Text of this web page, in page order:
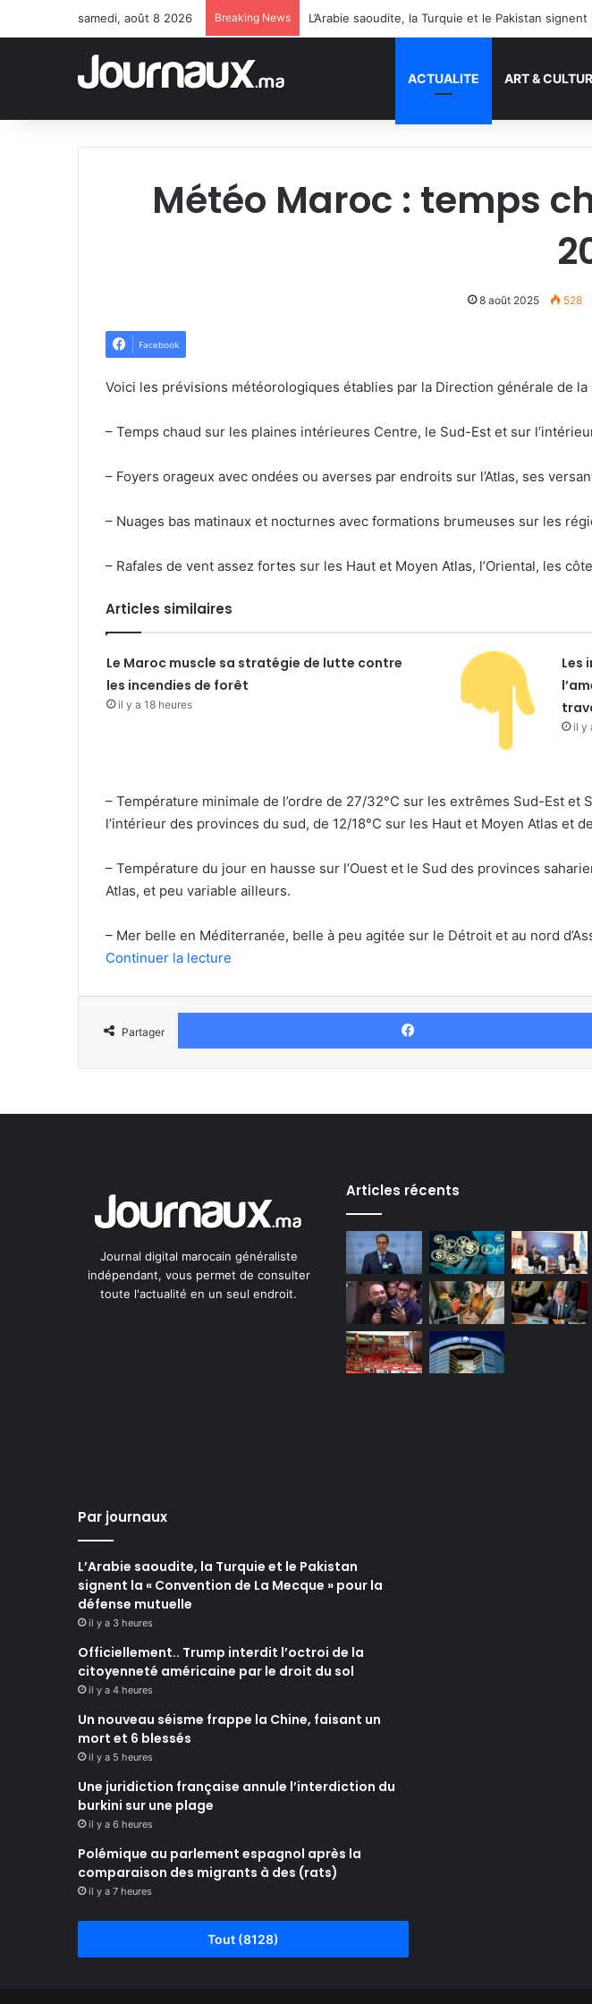
samedi, août 8 2026 Breaking News L’Arabie saoudite, la Turquie et le Pakistan
ACTUALITE ART &
Météo Maroc : temps
8 août 2025 528
Facebook
Voici les prévisions météorologiques établies par la Direction générale de
– Temps chaud sur les plaines intérieures Centre, le Sud-Est et sur
– Foyers orageux avec ondées ou averses par endroits sur l’Atlas, ses
– Nuages bas matinaux et nocturnes avec formations brumeuses sur les
– Rafales de vent assez fortes sur les Haut et Moyen Atlas, l’Oriental, les
Articles similaires
Le Maroc muscle sa stratégie de lutte contre
les incendies de forêt
il y a 18 heures
Les
il y
– Température minimale de l’ordre de 27/32°C sur les extrêmes Sud-Est et
l’intérieur des provinces du sud, de 12/18°C sur les Haut et Moyen Atlas et
– Température du jour en hausse sur l’Ouest et le Sud des provinces
Atlas, et peu variable ailleurs.
– Mer belle en Méditerranée, belle à peu agitée sur le Détroit et au nord
Continuer la lecture
Partager
Journal digital marocain généraliste
indépendant, vous permet de consulter
toute l'actualité en un seul endroit.
Articles récents
Par journaux
L’Arabie saoudite, la Turquie et le Pakistan
signent la « Convention de La Mecque » pour la
défense mutuelle
il y a 3 heures
Officiellement.. Trump interdit l’octroi de la
citoyenneté américaine par le droit du sol
il y a 4 heures
Un nouveau séisme frappe la Chine, faisant un
mort et 6 blessés
il y a 5 heures
Une juridiction française annule l’interdiction du
burkini sur une plage
il y a 6 heures
Polémique au parlement espagnol après la
comparaison des migrants à des (rats)
il y a 7 heures
Tout (8128)